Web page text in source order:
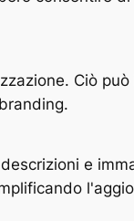
Ciò
e